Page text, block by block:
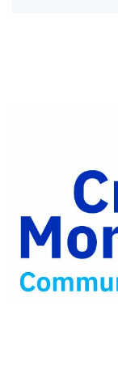
Facebook
Partager
Twitter
Partager
par
e-
mail